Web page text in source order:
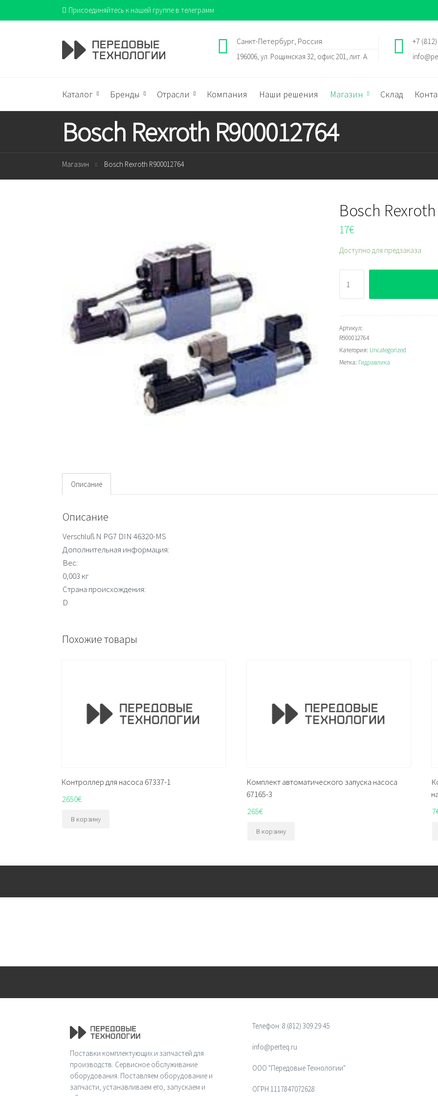
Присоединяйтесь к нашей группе в телеграмм
+7
Санкт-Петербург, Россия
196006, ул. Рощинская 32, офис 201, лит. А.
Каталог Бренды Отрасли Компания Наши решения Магазин Склад
Bosch Rexroth R900012764
Магазин Bosch Rexroth R900012764
Bosch
17€
Доступно для предзаказа
Bosch
Rexroth
R900012764
Артикул:
R900012764
Категория: Uncategorized
Метка: Гидравлика
Описание
Описание
Verschluß N PG7 DIN 46320-MS
Дополнительная информация:
Вес:
0,003 кг
Страна происхождения:
D
Похожие товары
Контроллер для насоса 67337-1
2650€
В корзину
Комплект автоматического запуска насоса
67165-3
265€
В корзину
7
Поставки комплектующих и запчастей для
производств. Сервисное обслуживание
оборудования. Поставляем оборудование и
запчасти, устанавливаем его, запускаем и
Телефон: 8 (812) 309 29 45
info@perteq.ru
ООО "Передовые Технологии"
ОГРН 1117847072628